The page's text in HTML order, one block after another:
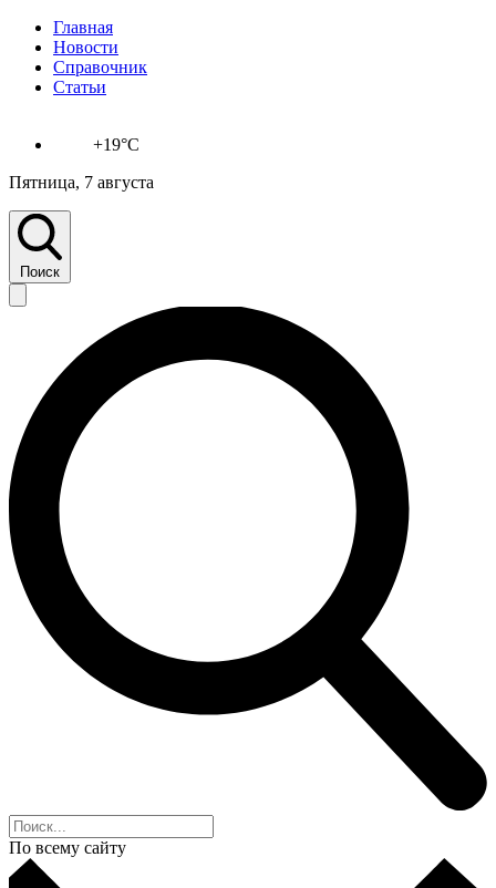
Главная
Новости
Справочник
Статьи
+19°C
Пятница, 7 августа
Поиск
По всему сайту